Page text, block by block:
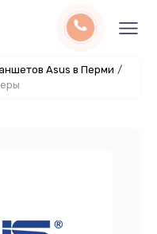
Asus в Перми /